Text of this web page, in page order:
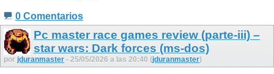
0 Comentarios
Pc master race games review (parte-iii) –
star wars: Dark forces (ms-dos)
por jduranmaster - 25/05/2026 a las 20:40 (jduranmaster)